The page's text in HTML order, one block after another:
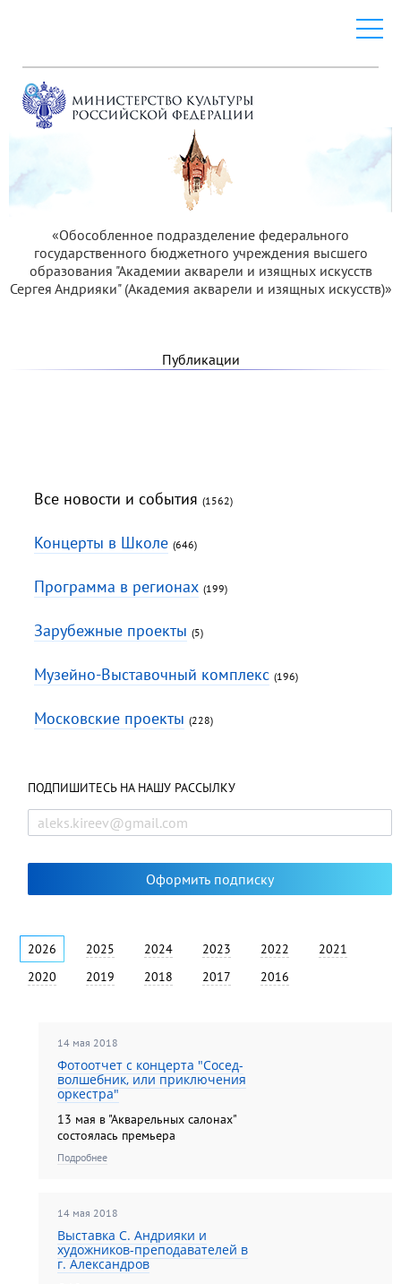
«Обособленное подразделение федерального
государственного бюджетного учреждения высшего
образования "Академии акварели и изящных искусств
Сергея Андрияки" (Академия акварели и изящных искусств)»
Публикации
Все новости и события (1562)
Концерты в Школе (646)
Программа в регионах (199)
Зарубежные проекты (5)
Музейно-Выставочный комплекс (196)
Московские проекты (228)
ПОДПИШИТЕСЬ НА НАШУ РАССЫЛКУ
2026 2025 2024 2023 2022
2021
2020
2019 2018 2017 2016
14 мая 2018
Фотоотчет с концерта "Сосед-
волшебник, или приключения
оркестра"
13 мая в "Акварельных салонах"
состоялась премьера
интерактивного концерта
Подробнее
14 мая 2018
Выставка С. Андрияки и
художников-преподавателей в
г. Александров